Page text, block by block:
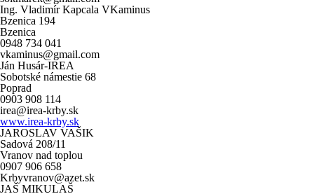
Ing. Vladimír Kapcala VKaminus
Bzenica 194
Bzenica
0948 734 041
vkaminus@gmail.com
Ján Husár-IREA
Sobotské námestie 68
Poprad
0903 908 114
irea@irea-krby.sk
www.irea-krby.sk
JAROSLAV VAŠIK
Sadová 208/11
Vranov nad toplou
0907 906 658
Krbyvranov@azet.sk
JAŠ MIKULAŠ